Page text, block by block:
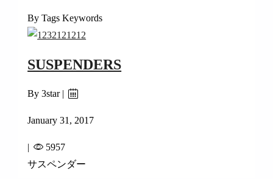
By Tags Keywords
SUSPENDERS
By 3star |
January 31, 2017
|
5957
サスペンダー